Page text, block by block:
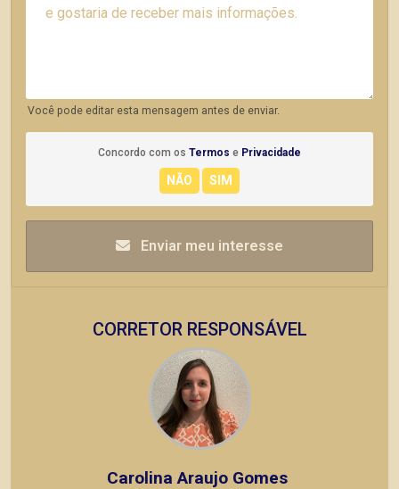
Você pode editar esta mensagem antes de enviar.
Concordo com os Termos e Privacidade
Enviar meu interesse
CORRETOR RESPONSÁVEL
Carolina Araujo Gomes